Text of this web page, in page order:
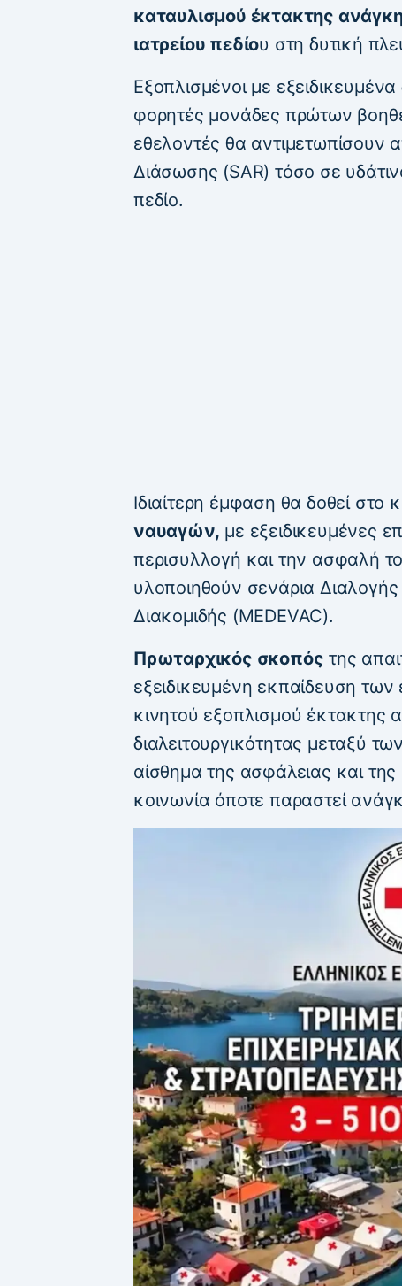
καταυλισμού έκτακτης
ιατρείου πεδίου στη δυτική
Εξοπλισμένοι με
φορητές μονάδες πρώτων
εθελοντές θα αντιμετωπίσουν
Διάσωσης (SAR) τόσο σε
πεδίο.
Ιδιαίτερη έμφαση θα δοθεί στο
ναυαγών, με εξειδικευμένες
περισυλλογή και την ασφαλή
υλοποιηθούν σενάρια
Διακομιδής (MEDEVAC).
Πρωταρχικός σκοπός της
εξειδικευμένη εκπαίδευση
κινητού εξοπλισμού έκτακτης
διαλειτουργικότητας μεταξύ
αίσθημα της ασφάλειας και
κοινωνία όποτε παραστεί